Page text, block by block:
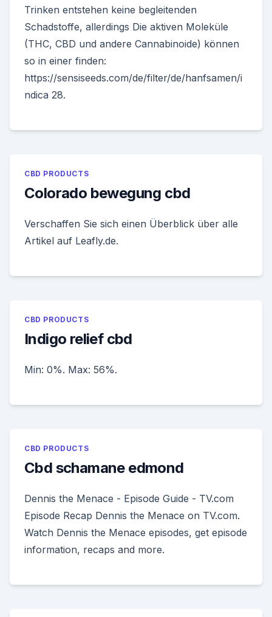
Trinken entstehen keine begleitenden
Schadstoffe, allerdings Die aktiven Moleküle
(THC, CBD und andere Cannabinoide) können
so in einer finden:
https://sensiseeds.com/de/filter/de/hanfsamen/i
ndica 28.
CBD PRODUCTS
Colorado bewegung cbd
Verschaffen Sie sich einen Überblick über alle
Artikel auf Leafly.de.
CBD PRODUCTS
Indigo relief cbd
Min: 0%. Max: 56%.
CBD PRODUCTS
Cbd schamane edmond
Dennis the Menace - Episode Guide - TV.com
Episode Recap Dennis the Menace on TV.com.
Watch Dennis the Menace episodes, get episode
information, recaps and more.